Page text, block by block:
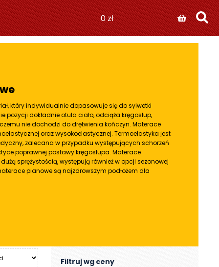
0zł
który indywidualnie dopasowuje się do sylwetki
pozycji dokładnie otula ciało, odciąża kręgosłup,
nie dochodzi do drętwienia kończyn. Materace
oraz wysokoelastycznej. Termoelastyka jest
, zalecana w przypadku występujących schorzeń
poprawnej postawy kręgosłupa. Materace
sprężystością, występują również w opcji sezonowej
pianowe są najzdrowszym podłożem dla
Filtruj wg ceny